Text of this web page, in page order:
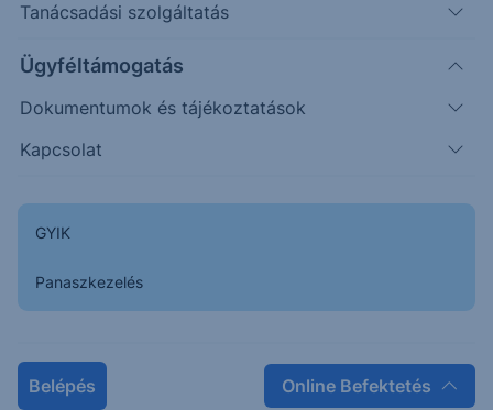
Tanácsadási szolgáltatás
Ügyféltámogatás
Dokumentumok és tájékoztatások
Kapcsolat
GYIK
Panaszkezelés
Belépés Online Befektetés
A következő időszakban a harmadlagos (1,092) célár
addigra elkészülhet a felfelé tartó impulzus utolsó
véleményét tükrözik és nem tekinthetőek az Erste Bank
bejegyzés tartalma nem minősül befektetési ajánlatnak,
ajánlattételi felhívásnak, befektetési tanácsadásnak